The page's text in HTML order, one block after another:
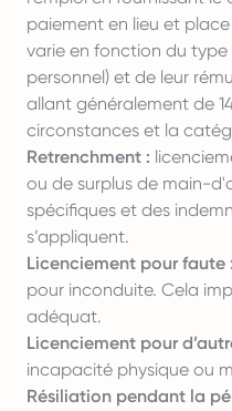
paiement en lieu et
varie en fonction du type
personnel) et de leur
allant généralement de
circonstances et la
Retrenchment :
ou de surplus de main-
spécifiques et des
s’appliquent.
Licenciement pour faute :
pour inconduite. Cela
adéquat.
Licenciement pour
incapacité physique ou
Résiliation pendant la